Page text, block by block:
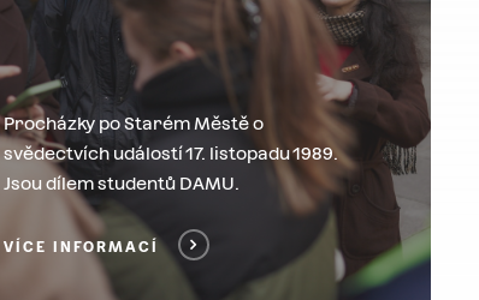
Procházky po Starém Městě o
svědectvích událostí 17. listopadu 1989.
Jsou dílem studentů DAMU.
VÍCE INFORMACÍ